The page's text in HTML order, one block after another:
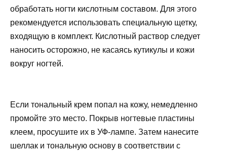
обработать ногти кислотным составом. Для этого
рекомендуется использовать специальную щетку,
входящую в комплект. Кислотный раствор следует
наносить осторожно, не касаясь кутикулы и кожи
вокруг ногтей.
Если тональный крем попал на кожу, немедленно
промойте это место. Покрыв ногтевые пластины
клеем, просушите их в УФ-лампе. Затем нанесите
шеллак и тональную основу в соответствии с